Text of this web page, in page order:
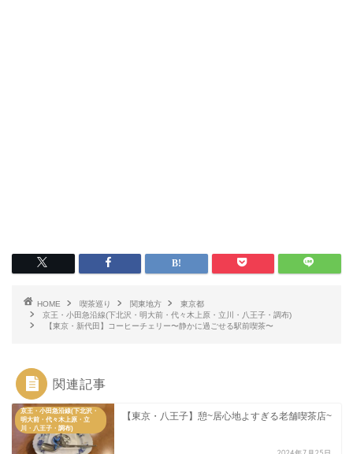
HOME 喫茶巡り 関東地方
東京都
京王・小田急沿線(下北沢・明大前・代々木上原・立川・八王子・調布)
【東京・新代田】コーヒーチェリー〜静かに過ごせる駅前喫茶〜
関連記事
京王・小田急沿線(下北沢・
明大前・代々木上原・立
川・八王子・調布)
【東京・八王子】憩~居心地よすぎる老舗喫茶店~